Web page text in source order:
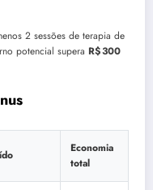
2 sessões de terapia de
potencial supera R$ 300
Economia
total